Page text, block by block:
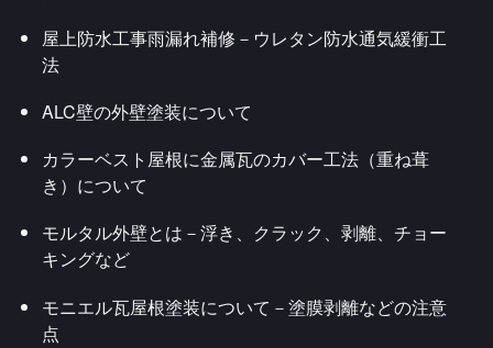
屋上防水工事雨漏れ補修－ウレタン防水通気緩衝工
法
ALC壁の外壁塗装について
カラーベスト屋根に金属瓦のカバー工法（重ね葺
き）について
モルタル外壁とは－浮き、クラック、剥離、チョー
キングなど
モニエル瓦屋根塗装について－塗膜剥離などの注意
点